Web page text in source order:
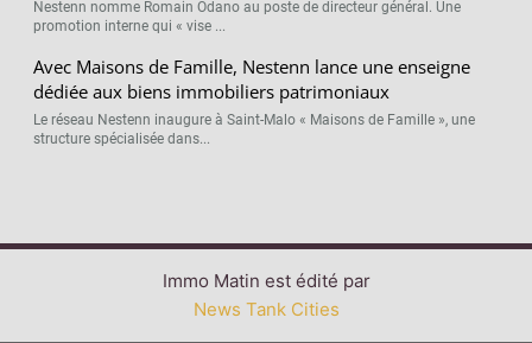
Nestenn nomme Romain Odano au poste de directeur général. Une
promotion interne qui « vise ...
Avec Maisons de Famille, Nestenn lance une enseigne
dédiée aux biens immobiliers patrimoniaux
Le réseau Nestenn inaugure à Saint-Malo « Maisons de Famille », une
structure spécialisée dans...
Immo Matin est édité par
News Tank Cities